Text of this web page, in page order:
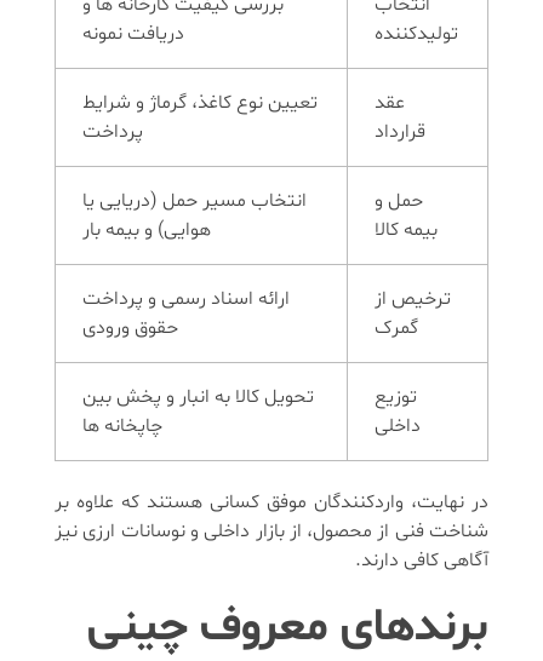
تولیدکننده
دریافت نمونه
عقد
قرارداد
تعیین نوع کاغذ، گرماژ و شرایط
پرداخت
حمل و
بیمه کالا
انتخاب مسیر حمل (دریایی یا
هوایی) و بیمه بار
ترخیص از
گمرک
ارائه اسناد رسمی و پرداخت
حقوق ورودی
توزیع
داخلی
تحویل کالا به انبار و پخش بین
چاپخانه ها
در نهایت، واردکنندگان موفق کسانی هستند که علاوه بر
شناخت فنی از محصول، از بازار داخلی و نوسانات ارزی نیز
آگاهی کافی دارند.
برندهای معروف چینی